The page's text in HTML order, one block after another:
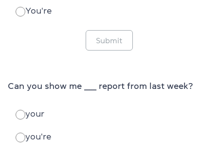
You're
Submit
Can you show me _____ report from last week?
your
you're